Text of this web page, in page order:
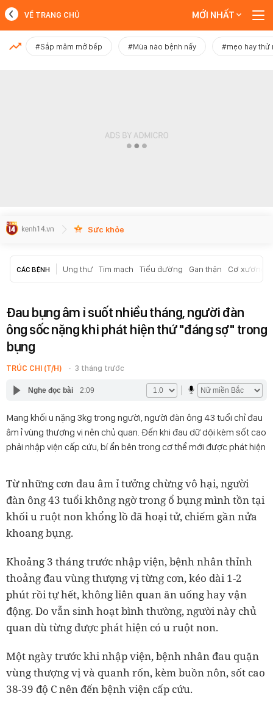
MỚI NHẤT
VỀ TRANG CHỦ MỚI NHẤT
#Sắp mâm mở bếp #Mùa nào bệnh nấy #mẹo hay thử
Sức khỏe
CÁC BỆNH Ung thư Tim mạch Tiểu đường Gan thận Cơ xương
Đau bụng âm ỉ suốt nhiều tháng, người đàn
ông sốc nặng khi phát hiện thứ "đáng sợ" trong
bụng
TRÚC CHI (T/H) 3 tháng trước
Nghe đọc bài 2:09
Mang khối u nặng 3kg trong người, người đàn ông 43 tuổi chỉ đau
âm ỉ vùng thượng vị nên chủ quan. Đến khi đau dữ dội kèm sốt cao
phải nhập viện cấp cứu, bí ẩn bên trong cơ thể mới được phát hiện
Từ những cơn đau âm ỉ tưởng chừng vô hại, người
đàn ông 43 tuổi không ngờ trong ổ bụng mình tồn tại
khối u ruột non khổng lồ đã hoại tử, chiếm gần nửa
khoang bụng.
Khoảng 3 tháng trước nhập viện, bệnh nhân thỉnh
thoảng đau vùng thượng vị từng cơn, kéo dài 1-2
phút rồi tự hết, không liên quan ăn uống hay vận
động. Do vẫn sinh hoạt bình thường, người này chủ
quan dù từng được phát hiện có u ruột non.
Một ngày trước khi nhập viện, bệnh nhân đau quặn
vùng thượng vị và quanh rốn, kèm buồn nôn, sốt cao
38-39 độ C nên đến bệnh viện cấp cứu.